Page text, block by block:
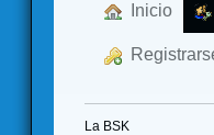
Inicio
La BSK